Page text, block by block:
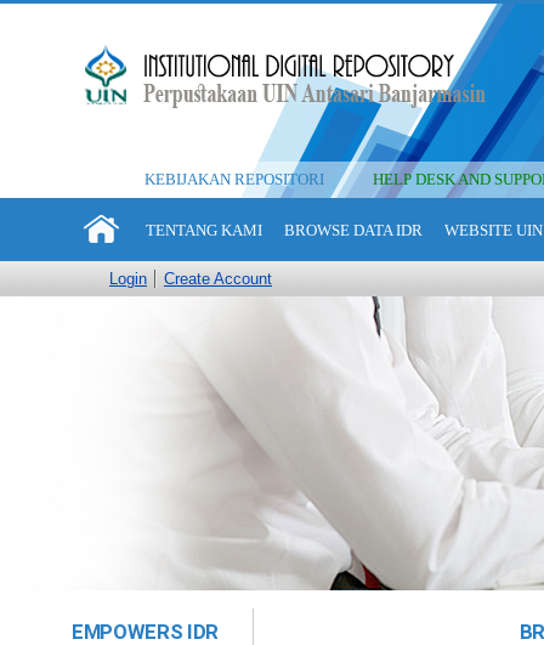
KEBIJAKAN REPOSITORI HELP DESK AND
TENTANG KAMI BROWSE DATA IDR WEBSITE
Login Create Account
EMPOWERS IDR